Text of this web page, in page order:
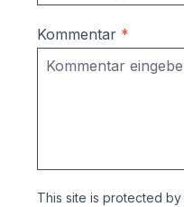
Kommentar *
This site is protected by